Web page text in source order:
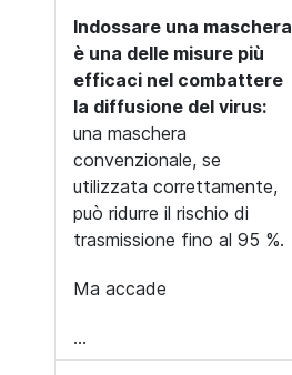
Indossare una maschera
è una delle misure più
efficaci nel combattere
la diffusione del virus:
una maschera
convenzionale, se
utilizzata correttamente,
può ridurre il rischio di
trasmissione fino al 95 %.
Ma accade
...